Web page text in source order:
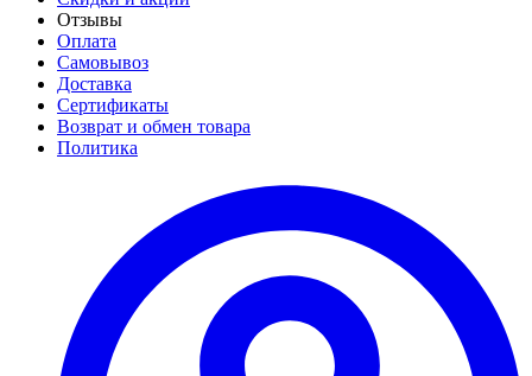
Отзывы
Оплата
Самовывоз
Доставка
Сертификаты
Возврат и обмен товара
Политика